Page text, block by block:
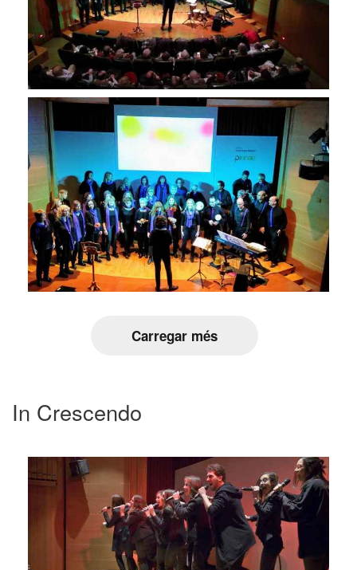
Carregar més
In Crescendo